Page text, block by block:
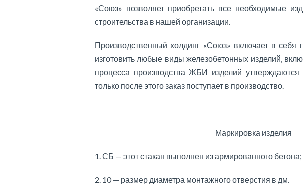
«Союз» позволяет приобретать все необходимые
строительства в нашей организации.
Производственный холдинг «Союз» включает в себя
изготовить любые виды железобетонных изделий,
процесса производства ЖБИ изделий
только после этого заказ поступает в производство.
Маркировка изделия
1. СБ — этот стакан выполнен из армированного бетона;
2. 10 — размер диаметра монтажного отверстия в дм.